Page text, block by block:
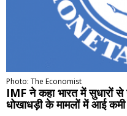
Photo: The Economist
IMF ने कहा भारत में सुधारों
धोखाधड़ी के मामलों में आई कमी